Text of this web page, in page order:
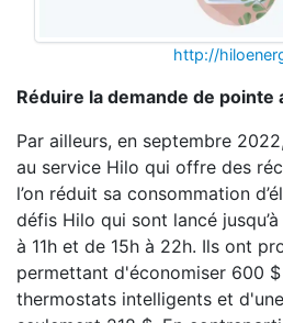
http://
Réduire la demande de pointe
Par ailleurs, en septembre
au service Hilo qui offre des
l’on réduit sa consommation
défis Hilo qui sont lancé
à 11h et de 15h à 22h. Ils ont
permettant d'économiser 600
thermostats intelligents et